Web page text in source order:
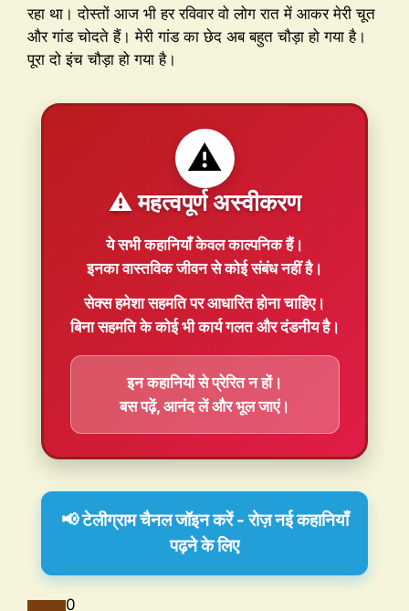
रहा था। दोस्तों आज भी हर रविवार वो लोग रात में आकर मेरी चूत
और गांड चोदते हैं। मेरी गांड का छेद अब बहुत चौड़ा हो गया है।
पूरा दो इंच चौड़ा हो गया है।
⚠️
⚠️ महत्वपूर्ण अस्वीकरण
ये सभी कहानियाँकेवल काल्पनिकहैं।
इनका वास्तविक जीवन से कोई संबंध नहीं है।
सेक्स हमेशासहमतिपर आधारित होना चाहिए।
बिना सहमति के कोई भी कार्य गलत और दंडनीय है।
इन कहानियों से प्रेरित न हों।
बस पढ़ें, आनंद लें और भूल जाएं।
📢 टेलीग्राम चैनल जॉइन करें - रोज़ नई कहानियाँ
पढ़ने के लिए
0